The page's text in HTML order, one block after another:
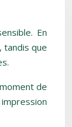
En
tandis que
de